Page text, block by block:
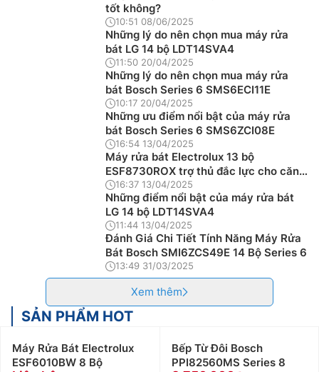
tốt không?
10:51 08/06/2025
Những lý do nên chọn mua máy rửa
bát LG 14 bộ LDT14SVA4
11:50 20/04/2025
Những lý do nên chọn mua máy rửa
bát Bosch Series 6 SMS6ECI11E
10:17 20/04/2025
Những ưu điểm nổi bật của máy rửa
bát Bosch Series 6 SMS6ZCI08E
16:54 13/04/2025
Máy rửa bát Electrolux 13 bộ
ESF8730ROX trợ thủ đắc lực cho căn
bếp hiện đại
16:37 13/04/2025
Những điểm nổi bật của máy rửa bát
LG 14 bộ LDT14SVA4
11:44 13/04/2025
Đánh Giá Chi Tiết Tính Năng Máy Rửa
Bát Bosch SMI6ZCS49E 14 Bộ Series 6
13:49 31/03/2025
Xem thêm
SẢN PHẨM HOT
Máy Rửa Bát Electrolux
ESF6010BW 8 Bộ
Bếp Từ Đôi Bosch
PPI82560MS Series 8